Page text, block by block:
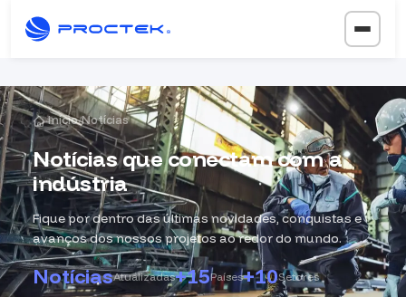
Início/Notícias
Notícias queconectamcom a
indústria
Fique por dentro das últimas novidades, conquistas e
avanços dos nossos projetos ao redor do mundo.
NotíciasAtualizadas+15Países+10Setores